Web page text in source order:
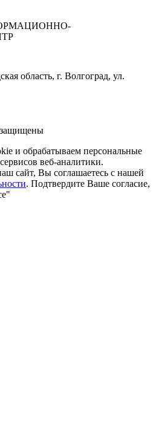
область, г. Волгоград, ул.
и обрабатываем персональные
веб-аналитики.
сайт, Вы соглашаетесь с нашей
. Подтвердите Ваше согласие,